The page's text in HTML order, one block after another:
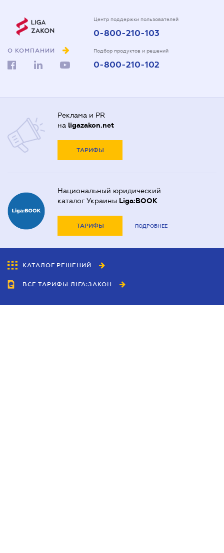
О КОМПАНИИ
Центр поддержки пользователей
0-800-210-103
Подбор продуктов и решений
0-800-210-102
Реклама и PR
на ligazakon.net
ТАРИФЫ
Национальный юридический
каталог Украины Liga:BOOK
ТАРИФЫ ПОДРОБНЕЕ
КАТАЛОГ РЕШЕНИЙ
ВСЕ ТАРИФЫ ЛІГА:ЗАКОН